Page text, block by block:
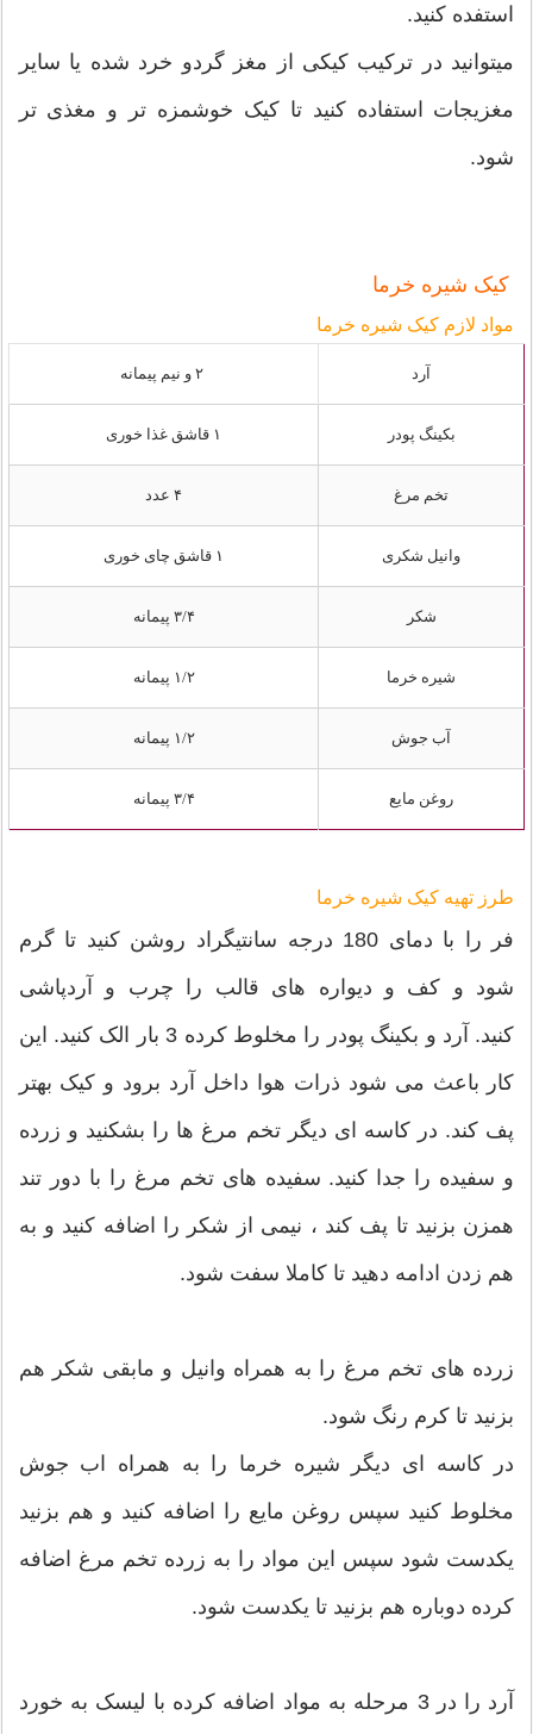
استفده کنید.
میتوانید در ترکیب کیکی از مغز گردو خرد شده یا سایر
مغزیجات استفاده کنید تا کیک خوشمزه تر و مغذی تر
شود.
کیک شیره خرما
مواد لازم کیک شیره خرما
آرد
بکینگ پودر ۱ قاشق غذا خوری
تخم مرغ ۴ عدد
وانیل شکری ۱ قاشق چای خوری
شکر ۳/۴ پیمانه
شیره خرما ۱/۲ پیمانه
آب جوش ۱/۲ پیمانه
روغن مایع ۳/۴ پیمانه
طرز تهیه کیک شیره خرما
فر را با دمای 180 درجه سانتیگراد روشن کنید تا گرم
شود و کف و دیواره های قالب را چرب و آردپاشی
کنید. آرد و بکینگ پودر را مخلوط کرده 3 بار الک کنید. این
کار باعث می شود ذرات هوا داخل آرد برود و کیک بهتر
پف کند. در کاسه ای دیگر تخم مرغ ها را بشکنید و زرده
و سفیده را جدا کنید. سفیده های تخم مرغ را با دور تند
همزن بزنید تا پف کند ، نیمی از شکر را اضافه کنید و به
هم زدن ادامه دهید تا کاملا سفت شود.
زرده های تخم مرغ را به همراه وانیل و مابقی شکر هم
بزنید تا کرم رنگ شود.
در کاسه ای دیگر شیره خرما را به همراه اب جوش
مخلوط کنید سپس روغن مایع را اضافه کنید و هم بزنید
یکدست شود سپس این مواد را به زرده تخم مرغ اضافه
کرده دوباره هم بزنید تا یکدست شود.
آرد را در 3 مرحله به مواد اضافه کرده با لیسک به خورد